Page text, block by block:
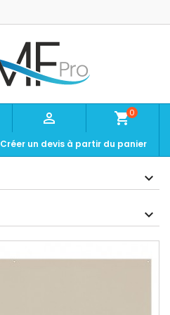
 shopping_cart0
Créer un devis à partir du panier